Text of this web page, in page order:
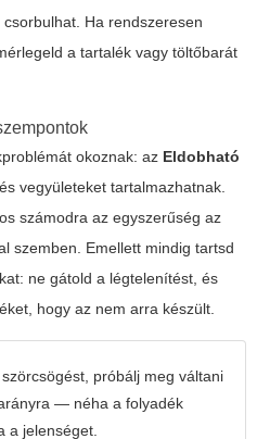
Ha rendszeresen
a tartalék vagy töltőbarát
okoznak: az Eldobható
vegyületeket tartalmazhatnak.
számodra az egyszerűség az
szemben. Emellett mindig tartsd
ne gátold a légtelenítést, és
hogy az nem arra készült.
próbálj meg váltani
— néha a folyadék
a jelenséget.